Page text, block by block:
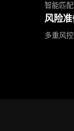
智能匹
风险
多重风